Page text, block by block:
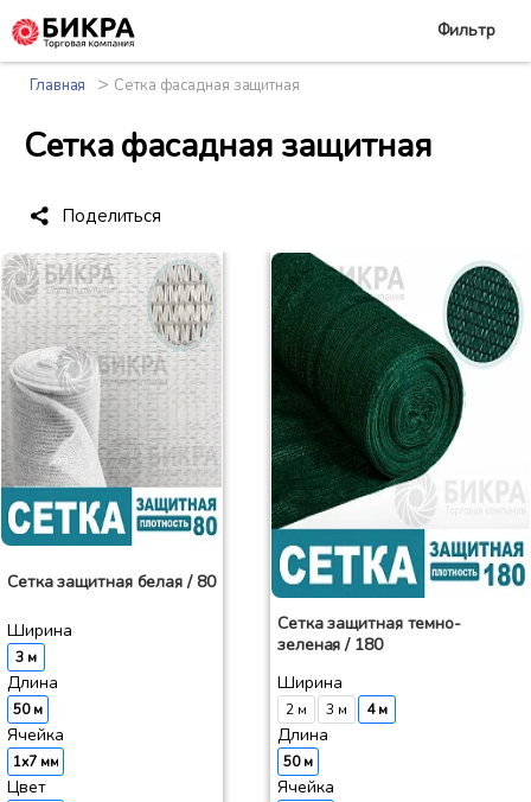
Главная > Сетка фасадная защитная
Сетка фасадная защитная
Поделиться
Фильтр
Сетка защитная белая / 80
Ширина
3 м
Длина
50 м
Ячейка
1x7 мм
Цвет
Сетка защитная темно-
зеленая / 180
Ширина
2 м 3 м 4 м
Длина
50 м
Ячейка